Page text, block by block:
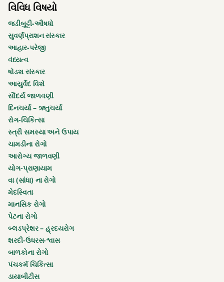
પાણી
કેટલું
પીવું
પાણી
વધારે
પડતું
ન
પીવું
પાણી
શીતળ
બંધિયાર
મંદાગ્નિ
મેદ
વધારે
પડતો
પેશાબ
આવતો
વિવિધ વિષયો
જડીબુટ્ટી-ઔષધો
સુવર્ણપ્રાશન સંસ્કાર
આહાર-પરેજી
વંધ્યત્વ
ષોડશ સંસ્કાર
આયુર્વેદ વિશે
સૌંદર્ય જાળવણી
દિનચર્યા – ઋતુચર્યા
રોગ-ચિકિત્સા
સ્ત્રી સમસ્યા અને ઉપાય
ચામડીના રોગો
આરોગ્ય જાળવણી
યોગ-પ્રાણાયામ
વા (સાંધા) ના રોગો
મેદસ્વિતા
માનસિક રોગો
પેટના રોગો
બ્લડપ્રેશર – હ્રદયરોગ
શરદી-ઉધરસ-શ્વાસ
બાળકોના રોગો
પંચકર્મ ચિકિત્સા
ડાયાબીટીસ